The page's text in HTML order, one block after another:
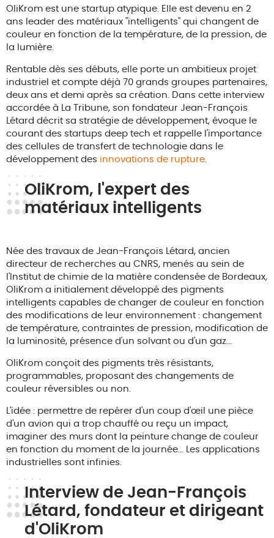
OliKrom est une startup atypique. Elle est devenu en 2
ans leader des matériaux "intelligents" qui changent de
couleur en fonction de la température, de la pression, de
la lumière.
Rentable dès ses débuts, elle porte un ambitieux projet
industriel et compte déjà 70 grands groupes partenaires,
deux ans et demi après sa création. Dans cette interview
accordée à La Tribune, son fondateur Jean-François
Létard décrit sa stratégie de développement, évoque le
courant des startups deep tech et rappelle l'importance
des cellules de transfert de technologie dans le
développement des innovations de rupture.
OliKrom, l'expert des
matériaux intelligents
Née des travaux de Jean-François Létard, ancien
directeur de recherches au CNRS, menés au sein de
l'Institut de chimie de la matière condensée de Bordeaux,
OliKrom a initialement développé des pigments
intelligents capables de changer de couleur en fonction
des modifications de leur environnement : changement
de température, contraintes de pression, modification de
la luminosité, présence d'un solvant ou d'un gaz...
OliKrom conçoit des pigments très résistants,
programmables, proposant des changements de
couleur réversibles ou non.
L'idée : permettre de repérer d'un coup d'œil une pièce
d'un avion qui a trop chauffé ou reçu un impact,
imaginer des murs dont la peinture change de couleur
en fonction du moment de la journée... Les applications
industrielles sont infinies.
Interview de Jean-François
Létard, fondateur et dirigeant
d'OliKrom